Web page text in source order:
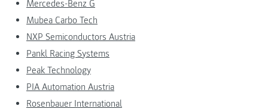
Mercedes-Benz G
Mubea Carbo Tech
NXP Semiconductors Austria
Pankl Racing Systems
Peak Technology
PIA Automation Austria
Rosenbauer International